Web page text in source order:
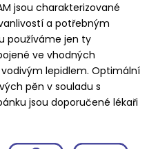
jsou charakterizované
a potřebným
používáme jen ty
ve vhodných
lepidlem. Optimální
pěn v souladu s
jsou doporučené lékaři